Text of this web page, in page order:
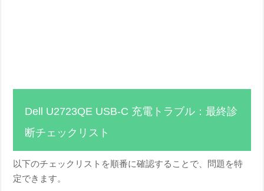
Dell U2723QE USB-C 充電トラブル：最終診
断チェックリスト
以下のチェックリストを順番に確認することで、問題を特
定できます。